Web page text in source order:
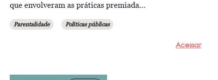
que envolveram as práticas premiada…
Parentalidade Políticas públicas
Acessar